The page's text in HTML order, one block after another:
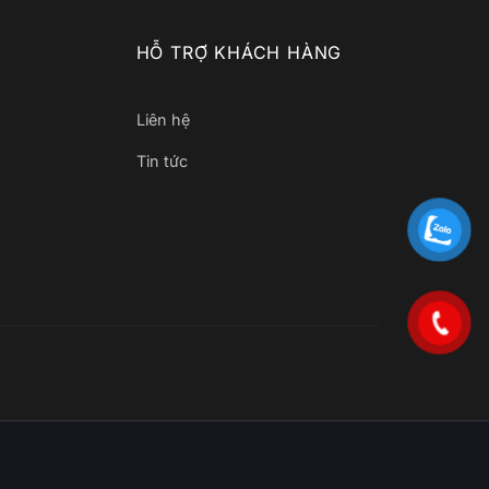
HỖ TRỢ KHÁCH HÀNG
Liên hệ
Tin tức